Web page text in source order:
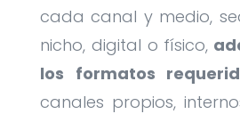
cada canal y medio,
nicho, digital o físico,
los formatos
canales propios,